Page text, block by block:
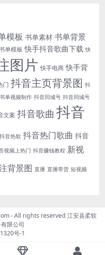
模板 书单素材 书单背景
单模板 快手抖音歌曲下载 快
图片 快手电商 快手背
门 抖音主页背景图 抖
单视频制作 抖音同城号 抖音同城号
文案 抖音歌曲 抖音
抖音热歌 抖音热门歌曲 抖音
视频上热门 抖音赚钱教程 新视
背景图 直播 直播带货 短视频
- All rights reserved 江安县柔软
限公司
号-1